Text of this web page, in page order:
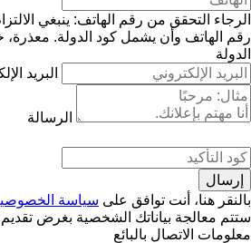
الرجاء التحقق من رقم الهاتف: ينبغي
رقم الهاتف وأن يشمل كود الدولة. معذرة،
الدولة
البريد
الرسالة
بالنقر هنا، أنت توافق على سياسة
ستتم معالجة بياناتك الشخصية بغرض
معلومات الاتصال بالبائع